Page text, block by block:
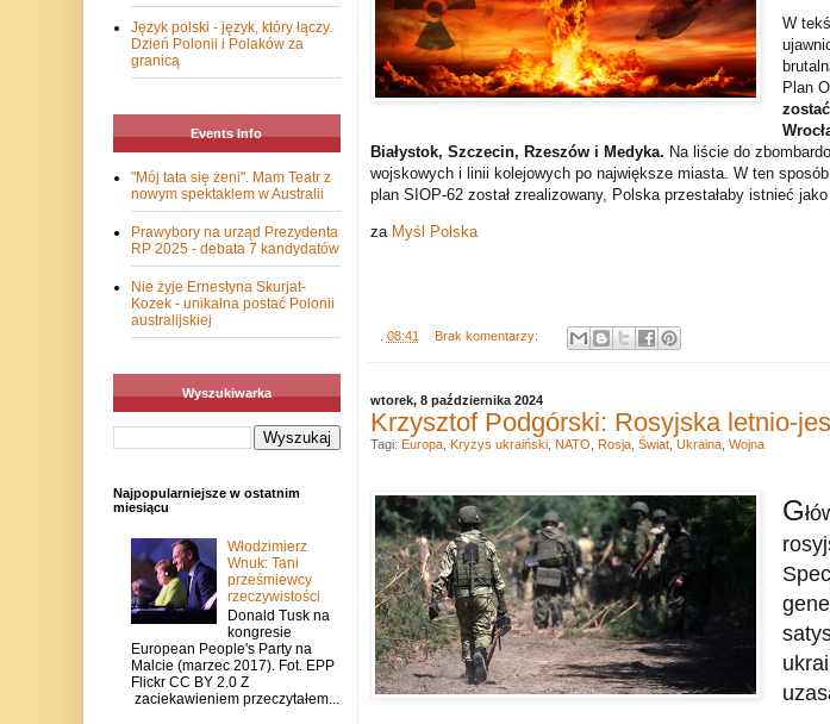
W
Plan
Białystok, Szczecin, Rzeszów i Medyka. Na liście do
wojskowych i linii kolejowych po największe miasta. W ten
plan SIOP-62 został zrealizowany, Polska przestałaby istnieć
za Myśl Polska
08:41 Brak komentarzy:
wtorek, 8 października 2024
Krzysztof Podgórski: Rosyjska letnio-
G
Tagi: Europa, Kryzys ukraiński, NATO Rosja, Świat, Ukraina, Wojna
Język polski - język, który łączy.
Dzień Polonii i Polaków za
granicą
Events Info
"Mój tata się żeni". Mam Teatr z
nowym spektaklem w Australii
Prawybory na urząd Prezydenta
RP 2025 - debata 7 kandydatów
Nie żyje Ernestyna Skurjat-
Kozek - unikalna postać Polonii
australijskiej
Wyszukiwarka
Najpopularniejsze w ostatnim
miesiącu
Włodzimierz
Wnuk: Tani
prześmiewcy
rzeczywistości
Donald Tusk na
kongresie
European People's Party na
Malcie (marzec 2017). Fot. EPP
Flickr CC BY 2.0 Z
zaciekawieniem przeczytałem...